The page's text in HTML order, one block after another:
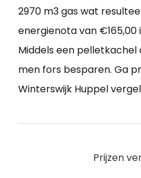
2970 m3 gas wat
energienota van €165,00
Middels een
men fors besparen. Ga
Winterswijk Huppel
Prijzen